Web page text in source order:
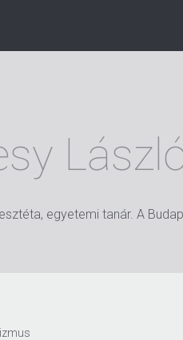
egyetemi tanár. A